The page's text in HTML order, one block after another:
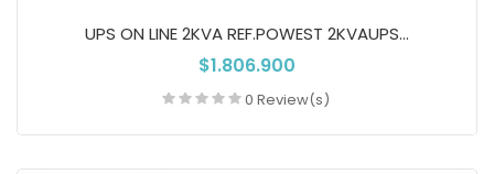
UPS ON LINE 2KVA REF.POWEST 2KVAUPS...
$1.806.900
0 Review(s)